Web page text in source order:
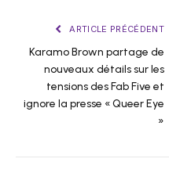
ARTICLE PRÉCÉDENT
Karamo Brown partage de
nouveaux détails sur les
tensions des Fab Five et
ignore la presse « Queer Eye
»